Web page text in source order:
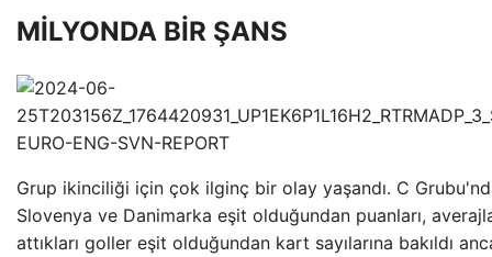
MİLYONDA BİR ŞANS
Grup ikinciliği için çok ilginç bir olay yaşandı. C
Slovenya ve Danimarka eşit olduğundan puanları,
attıkları goller eşit olduğundan kart sayılarına bakıldı